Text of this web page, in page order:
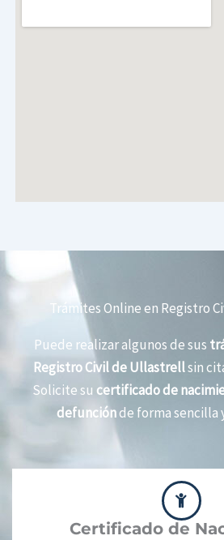
Trámites Online en Registro
Puede realizar algunos de sus
Registro Civil de Ullastrellsin
Solicite su certificado de
defunciónde forma sencilla
Certificado de